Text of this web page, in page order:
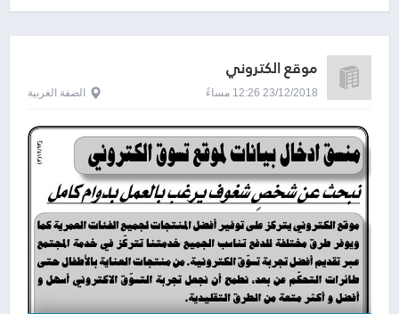
موقع الكتروني
23/12/2018 12:26 مساءً الضفة الغربية